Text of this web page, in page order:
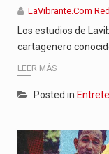
LaVibrante.Com
Los estudios de
cartagenero
LEER MÁS
Posted in